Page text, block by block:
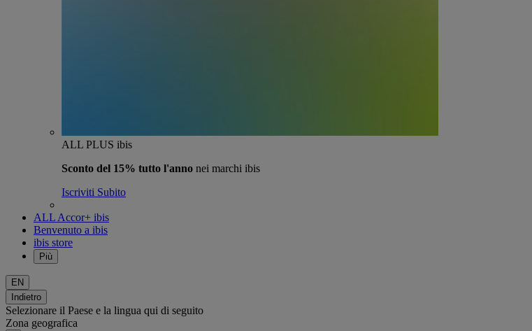
ALL PLUS ibis
Sconto del 15% tutto l'anno nei marchi ibis
Iscriviti Subito
ALL Accor+ ibis
Benvenuto a ibis
ibis store
Più
EN
Indietro
Selezionare il Paese e la lingua qui di seguito
Zona geografica